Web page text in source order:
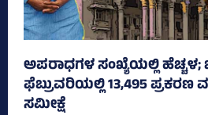
ಅಪರಾಧಗಳ ಸಂಖ್ಯೆಯಲ್ಲಿ
ಫೆಬ್ರುವರಿಯಲ್ಲಿ 13,495
ಸಮೀಕ್ಷೆ